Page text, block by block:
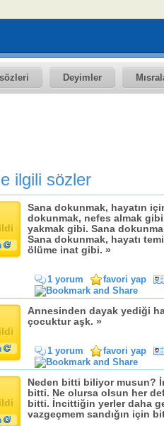
Deyimler
ilgili sözler
Sana dokunmak, hayatın
dokunmak, nefes almak
yakmak gibi. Sana
Sana dokunmak, hayatı
ölüme inat gibi. »
1 yorum favori yap
Annesinden dayak yediği
çocuktur aşk. »
1 yorum favori yap
Neden bitti biliyor musun?
bitti. Ne olursa olsun her
bitti. İncittiğin yerler daha
vazgeçmem sandığın için